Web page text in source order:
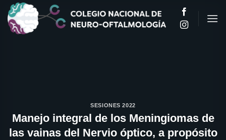
Saltar
contenido
SESIONES 2022
Manejo integral de los Meningiomas de
las vainas del Nervio óptico, a propósito